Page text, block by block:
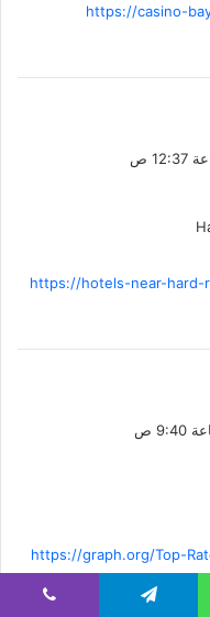
https://casino-
https://hotels-near-hard-
https://graph.org/Top-